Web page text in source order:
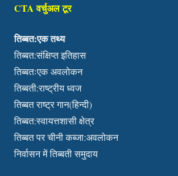
CTA वर्चुअल टूर
तिब्बत:एक तथ्य
तिब्बत:संक्षिप्त इतिहास
तिब्बतःएक अवलोकन
तिब्बती:राष्ट्रीय ध्वज
तिब्बत राष्ट्र गान(हिन्दी)
तिब्बत:स्वायत्तशासी क्षेत्र
तिब्बत पर चीनी कब्जा:अवलोकन
निर्वासन में तिब्बती समुदाय